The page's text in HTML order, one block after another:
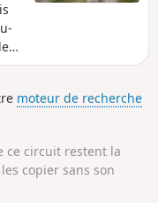
moteur de recherche
ce circuit restent la
copier sans son